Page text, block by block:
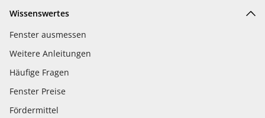
Wissenswertes
Fenster ausmessen
Weitere Anleitungen
Häufige Fragen
Fenster Preise
Fördermittel